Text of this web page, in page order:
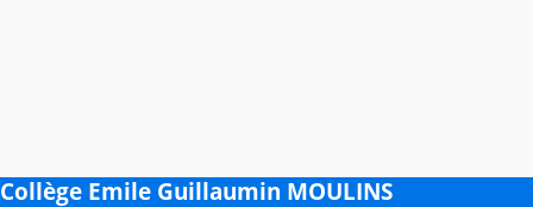
Collège Emile Guillaumin MOULINS